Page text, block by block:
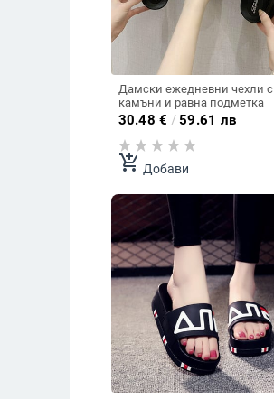
Дамски ежедневни чехли с
камъни и равна подметка
30.48 € /59.61 лв
add_shopping_cart Добави